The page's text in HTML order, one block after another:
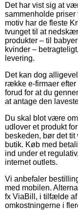
Det har vist sig at
sammenholde priser
motiv har de fleste
tvunget til at
produkter – til
kvinder –
levering.
Det kan dog
række e-firmaer
forud for at du
at antage den
Du skal blot være
udlover et produkt
beskeden, bør det
butik. Køb med
ind under et
internet outlets.
Vi anbefaler
med mobilen.
fx ViaBill, i tilfælde
omkostningerne i